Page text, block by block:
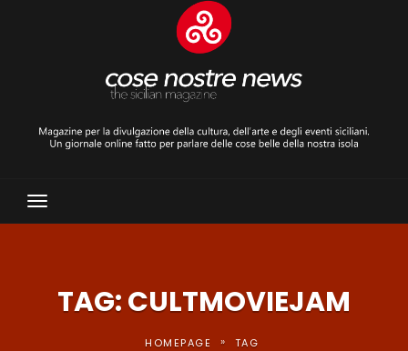
Toggle
Navigation
TAG: CULTMOVIEJAM
HOMEPAGE » TAG